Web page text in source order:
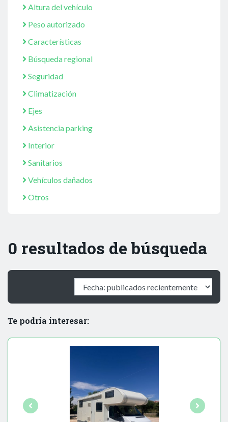
Altura del vehículo
Peso autorizado
Características
Búsqueda regional
Seguridad
Climatización
Ejes
Asistencia parking
Interior
Sanitarios
Vehículos dañados
Otros
0 resultados de búsqueda
Te podría interesar: